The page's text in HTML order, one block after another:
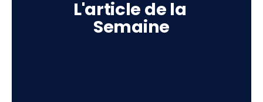
L'article de la
Semaine